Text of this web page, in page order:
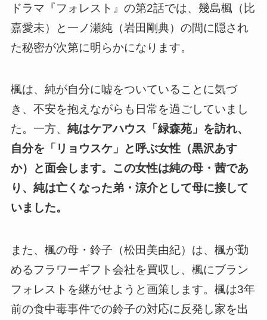
ドラマ『フォレスト』の第2話では、幾島楓（比
嘉愛未）と一ノ瀬純（岩田剛典）の間に隠され
た秘密が次第に明らかになります。
楓は、純が自分に嘘をついていることに気づ
き、不安を抱えながらも日常を過ごしていまし
た。一方、 純はケアハウス「緑森苑」を訪れ、
自分を「リョウスケ」と呼ぶ女性（黒沢あす
か）と面会します。この女性は純の母・茜であ
り、純は亡くなった弟・涼介として母に接して
いました。
また、楓の母・鈴子（松田美由紀）は、楓が勤
めるフラワーギフト会社を買収し、楓にブラン
フォレストを継がせようと画策します。楓は3年
前の食中毒事件での鈴子の対応に反発し家を出